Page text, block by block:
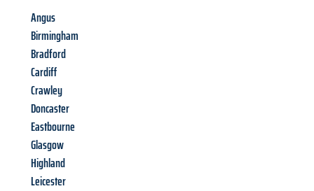
Angus
Birmingham
Bradford
Cardiff
Crawley
Doncaster
Eastbourne
Glasgow
Highland
Leicester